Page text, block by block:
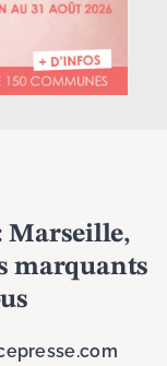
Marseille,
marquants